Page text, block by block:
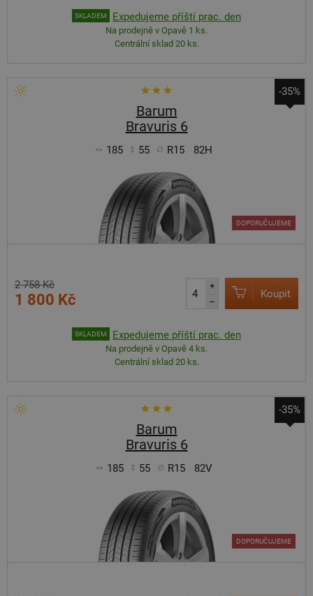
SKLADEM Expedujeme příští prac. den
Na prodejně v Opavě 1 ks.
Centrální sklad 20 ks.
-35%
Barum
Bravuris 6
185 55 R15 82H
DOPORUČUJEME
2 758 Kč
1 800 Kč
+
–
Koupit
SKLADEM Expedujeme příští prac. den
Na prodejně v Opavě 4 ks.
Centrální sklad 20 ks.
-35%
Barum
Bravuris 6
185 55 R15 82V
DOPORUČUJEME